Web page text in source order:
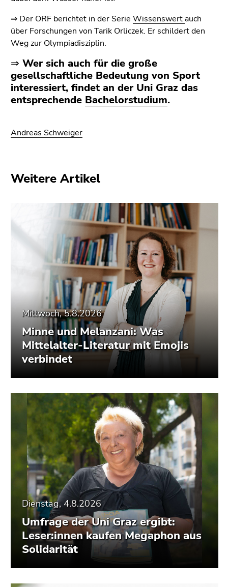
⇒ Der ORF berichtet in der Serie Wissenswertauch
über Forschungen von Tarik Orliczek. Er schildert den
Weg zur Olympiadisziplin.
⇒ Wer sich auch für die große
gesellschaftliche Bedeutung von Sport
interessiert, findet an der Uni Graz das
entsprechende Bachelorstudium.
Andreas Schweiger
Weitere Artikel
Mittwoch, 5.8.2026
Minne und Melanzani: Was
Mittelalter-Literatur mit Emojis
verbindet
Dienstag, 4.8.2026
Umfrage der Uni Graz ergibt:
Leser:innen kaufen Megaphon aus
Solidarität